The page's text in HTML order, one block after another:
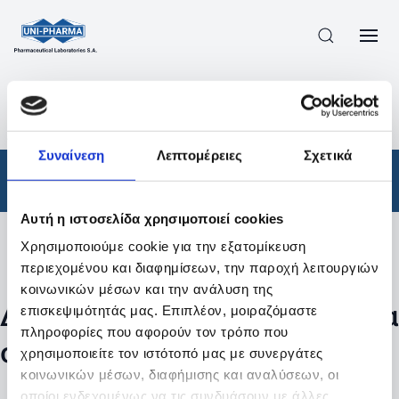
Συναίνεση Λεπτομέρειες Σχετικά
Αυτή η ιστοσελίδα χρησιμοποιεί cookies
Χρησιμοποιούμε cookie για την εξατομίκευση
περιεχομένου και διαφημίσεων, την παροχή λειτουργιών
κοινωνικών μέσων και την ανάλυση της
επισκεψιμότητάς μας. Επιπλέον, μοιραζόμαστε
πληροφορίες που αφορούν τον τρόπο που
χρησιμοποιείτε τον ιστότοπό μας με συνεργάτες
κοινωνικών μέσων, διαφήμισης και αναλύσεων, οι
οποίοι ενδεχομένως να τις συνδυάσουν με άλλες
ΠΡΟΪΟΝΤΑ
ΑΠΟΤΕΛΕΣΜΑΤΑ ΑΝΑΖΗΤΗΣΗΣ
Φάρμακα
Φίλτρα
Δεν βρέθηκαν προϊόντα με τα
συγκεκριμένα φίλτρα